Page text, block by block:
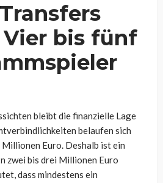
bis fünf
bleibt die finanzielle Lage
belaufen sich
Euro. Deshalb ist ein
zwei bis drei Millionen Euro
dass mindestens ein